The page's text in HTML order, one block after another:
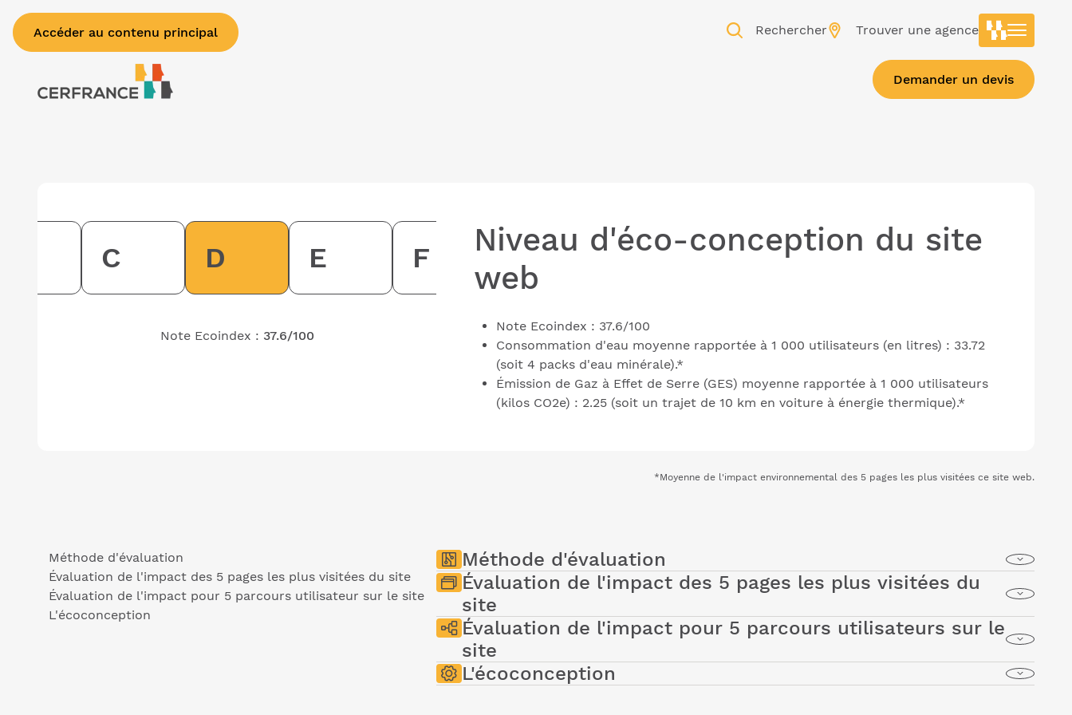
Accéder au contenu principal Rechercher Trouver une agence
Demander un devis
C D E F
Note Ecoindex : 37.6/100
Niveau d'éco-conception du site
web
Note Ecoindex : 37.6/100
Consommation d'eau moyenne rapportée à 1 000 utilisateurs (en litres) : 33.72
(soit 4 packs d'eau minérale).*
Émission de Gaz à Effet de Serre (GES) moyenne rapportée à 1 000 utilisateurs
(kilos CO2e) : 2.25 (soit un trajet de 10 km en voiture à énergie thermique).*
*Moyenne de l'impact environnemental des 5 pages les plus visitées ce site web.
Méthode d'évaluation
Évaluation de l'impact des 5 pages les plus visitées du site
Évaluation de l'impact pour 5 parcours utilisateur sur le site
L'écoconception
Méthode d'évaluation
Comme toute production numérique, ce site web a un
nous vous présentons sur cette page à l'aided'indicateurs standardisés.
Nous utilisons le référentiel EcoIndex proposé par le collectif GreenIT.fr, pour évaluer la
performance environnementale de ce site web. Celui-ci est quantifié grâce à deux types
Évaluation de l'impact des 5 pages les plus visitées du
site
PAGE 1
Page d'accueil
Eau(l) 36
Évaluation de l'impact pour 5 parcours utilisateurs sur le
site
Parcours 1
L'écoconception